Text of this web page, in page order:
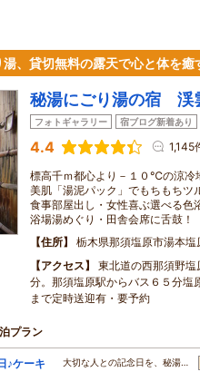
、貸切無料の露天で心と体を癒
秘湯にごり湯の宿 渓
フォトギャラリー 宿ブログ新着あり
4.4 1,145
標高千ｍ都心より－１０℃の涼冷
美肌「湯泥パック」でもちもちツ
食事部屋出し・女性喜ぶ選べる色
浴場湯めぐり・田舎会席に舌鼓！
住所
栃木県那須塩原市湯本
アクセス
東北道の西那須野
分。那須塩原駅からバス６５分塩
まで定時送迎有・要予約
プラン
♪ケーキ
大切な人との記念日を、秘湯…